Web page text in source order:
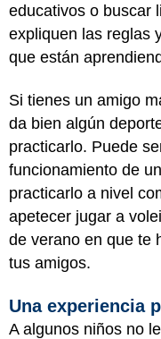
educativos o buscar
expliquen las reglas
que están
Si tienes un amigo
da bien algún
practicarlo. Puede
funcionamiento de
practicarlo a nivel
apetecer jugar a
de verano en que te
tus amigos.
Una experiencia
A algunos niños no